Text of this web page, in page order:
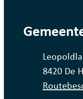
contact
Adres
,8420 De